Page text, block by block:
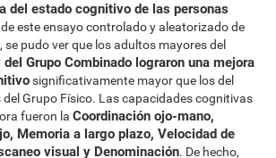
del estado cognitivo de las personas
este ensayo controlado y aleatorizado de
pudo ver que los adultos mayores del
Grupo Combinado lograron una mejora
significativamente mayor que los del
Grupo Físico. Las capacidades cognitivas
fueron laCoordinación ojo-mano,
Memoria a largo plazo, Velocidad de
visual y Denominación. De hecho,